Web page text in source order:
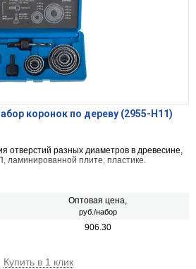
коронок по дереву (2955-H11)
отверстий разных диаметров в древесине,
ламинированной плите, пластике.
Оптовая цена,
руб./набор
906.30
Купить в 1 клик